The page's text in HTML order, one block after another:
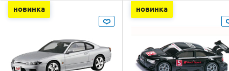
новинка новинка